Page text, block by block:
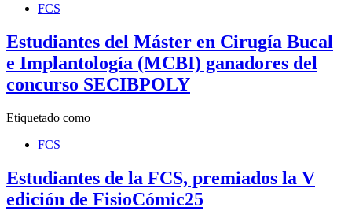
FCS
Estudiantes del Máster en Cirugía Bucal
e Implantología (MCBI) ganadores del
concurso SECIBPOLY
Etiquetado como
FCS
Estudiantes de la FCS, premiados la V
edición de FisioCómic25